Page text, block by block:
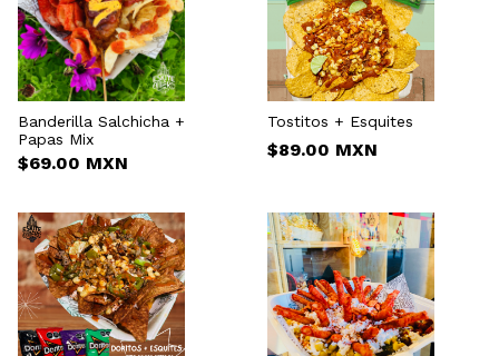
Banderilla Salchicha +
Papas Mix
$69.00 MXN
Tostitos + Esquites
$89.00 MXN